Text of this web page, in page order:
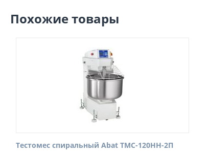
Похожие товары
Тестомес спиральный Abat ТМС-120НН-2П